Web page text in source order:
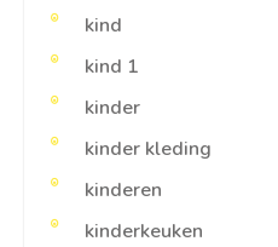
kind
kind 1
kinder
kinder kleding
kinderen
kinderkeuken